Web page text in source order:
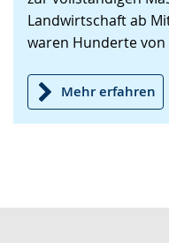
Landwirtschaft ab
waren Hunderte
Mehr erfahren